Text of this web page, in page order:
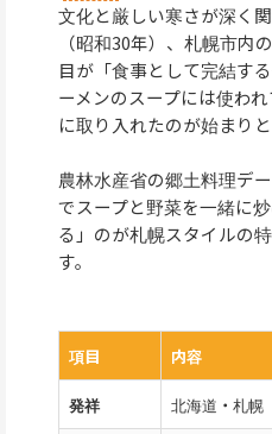
文化と厳しい寒さが深く
（昭和30年）、札幌市内
目が「食事として完結す
ーメンのスープには使わ
に取り入れたのが始まりと
農林水産省の郷土料理デ
でスープと野菜を一緒に
る」のが札幌スタイルの
す。
項目 内容
発祥 北海道・札幌